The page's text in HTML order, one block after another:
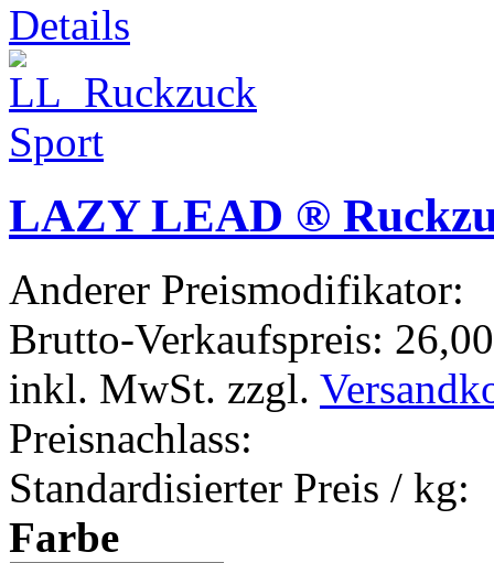
Details
LAZY LEAD ®
Anderer Preismodifikator:
Brutto-Verkaufspreis:
inkl. MwSt. zzgl.
Preisnachlass:
Standardisierter Preis / kg:
Farbe